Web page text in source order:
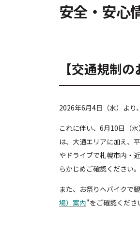
安全・安心
【交通規制
2026年6月4日（水）より
これに伴い、6月10日（
は、大通エリアに加え、
やドライブで札幌市内・
らかじめご確認ください。
また、お祭りへバイクで
場）案内"をご確認くださ